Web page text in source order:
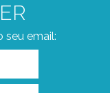
seu email: